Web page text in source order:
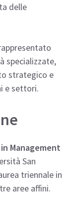
delle
specializzate,
strategico e
e settori.
Management
San
triennale in
aree affini.